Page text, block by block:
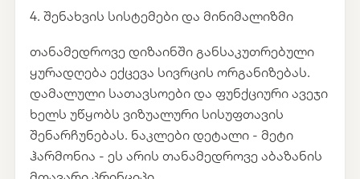
4. შენახვის სისტემები და მინიმალიზმი
თანამედროვე დიზაინში განსაკუთრებული
ყურადღება ექცევა სივრცის ორგანიზებას.
დამალული სათავსოები და ფუნქციური ავეჯი
ხელს უწყობს ვიზუალური სისუფთავის
შენარჩუნებას. ნაკლები დეტალი - მეტი
ჰარმონია - ეს არის თანამედროვე აბაზანის